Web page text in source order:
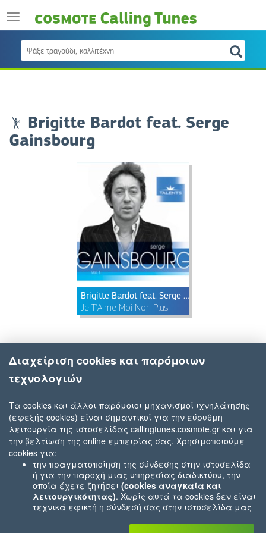
Brigitte Bardot feat. Serge
Gainsbourg
Brigitte Bardot feat. Serge Gainsbourg
Je T'Aime Moi Non Plus
Διαχείριση cookies και παρόμοιων
τεχνολογιών
Τα cookies και άλλοι παρόμοιοι μηχανισμοί ιχνηλάτησης
(εφεξής cookies) είναι σημαντικοί για την εύρυθμη
λειτουργία της ιστοσελίδας callingtunes.cosmote.gr και για
την βελτίωση της online εμπειρίας σας. Χρησιμοποιούμε
cookies για:
την πραγματοποίηση της σύνδεσης στην ιστοσελίδα
ή για την παροχή μιας υπηρεσίας διαδικτύου, την
οποία έχετε ζητήσει (cookies αναγκαία και
λειτουργικότητας). Χωρίς αυτά τα cookies δεν είναι
τεχνικά εφικτή η σύνδεσή σας στην ιστοσελίδα μας
που εσείς μας ζητήσατε (π.χ.cookies που αφορούν